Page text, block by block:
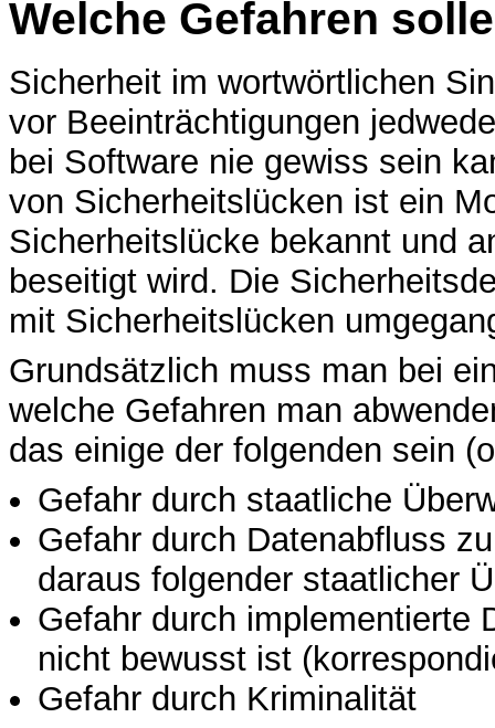
Welche Gefahren
Sicherheit im wortwörtlichen
vor Beeinträchtigungen
bei Software nie gewiss sein
von Sicherheitslücken ist ein
Sicherheitslücke bekannt und
beseitigt wird. Die
mit Sicherheitslücken
Grundsätzlich muss man bei
welche Gefahren man
das einige der folgenden sein
Gefahr durch staatliche
Gefahr durch Datenabfluss
daraus folgender staatlicher
Gefahr durch implementierte
nicht bewusst ist
Gefahr durch Kriminalität